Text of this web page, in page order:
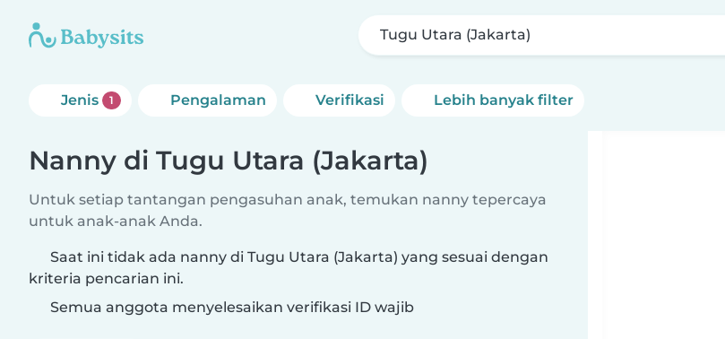
Tugu Utara (Jakarta)
Jenis 1 Pengalaman Verifikasi Lebih banyak filter
Nanny di Tugu Utara (Jakarta)
Untuk setiap tantangan pengasuhan anak, temukan nanny tepercaya
untuk anak-anak Anda.
Saat ini tidak ada nanny di Tugu Utara (Jakarta) yang sesuai dengan
kriteria pencarian ini.
Semua anggota menyelesaikan verifikasi ID wajib